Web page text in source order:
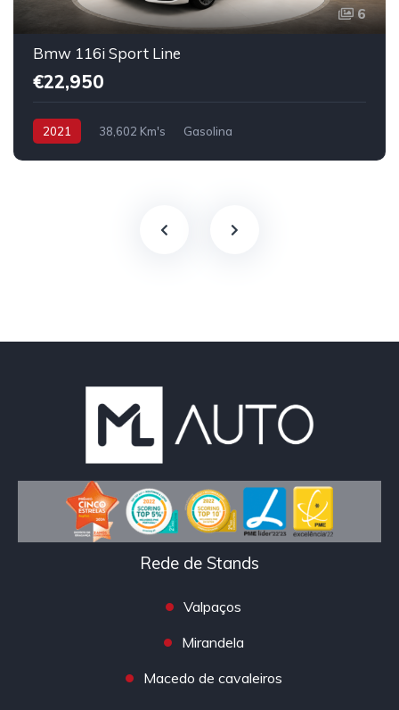
6
Bmw 116i Sport Line
€22,950
2021 38,602 Km's Gasolina
Rede de Stands
Valpaços
Mirandela
Macedo de cavaleiros